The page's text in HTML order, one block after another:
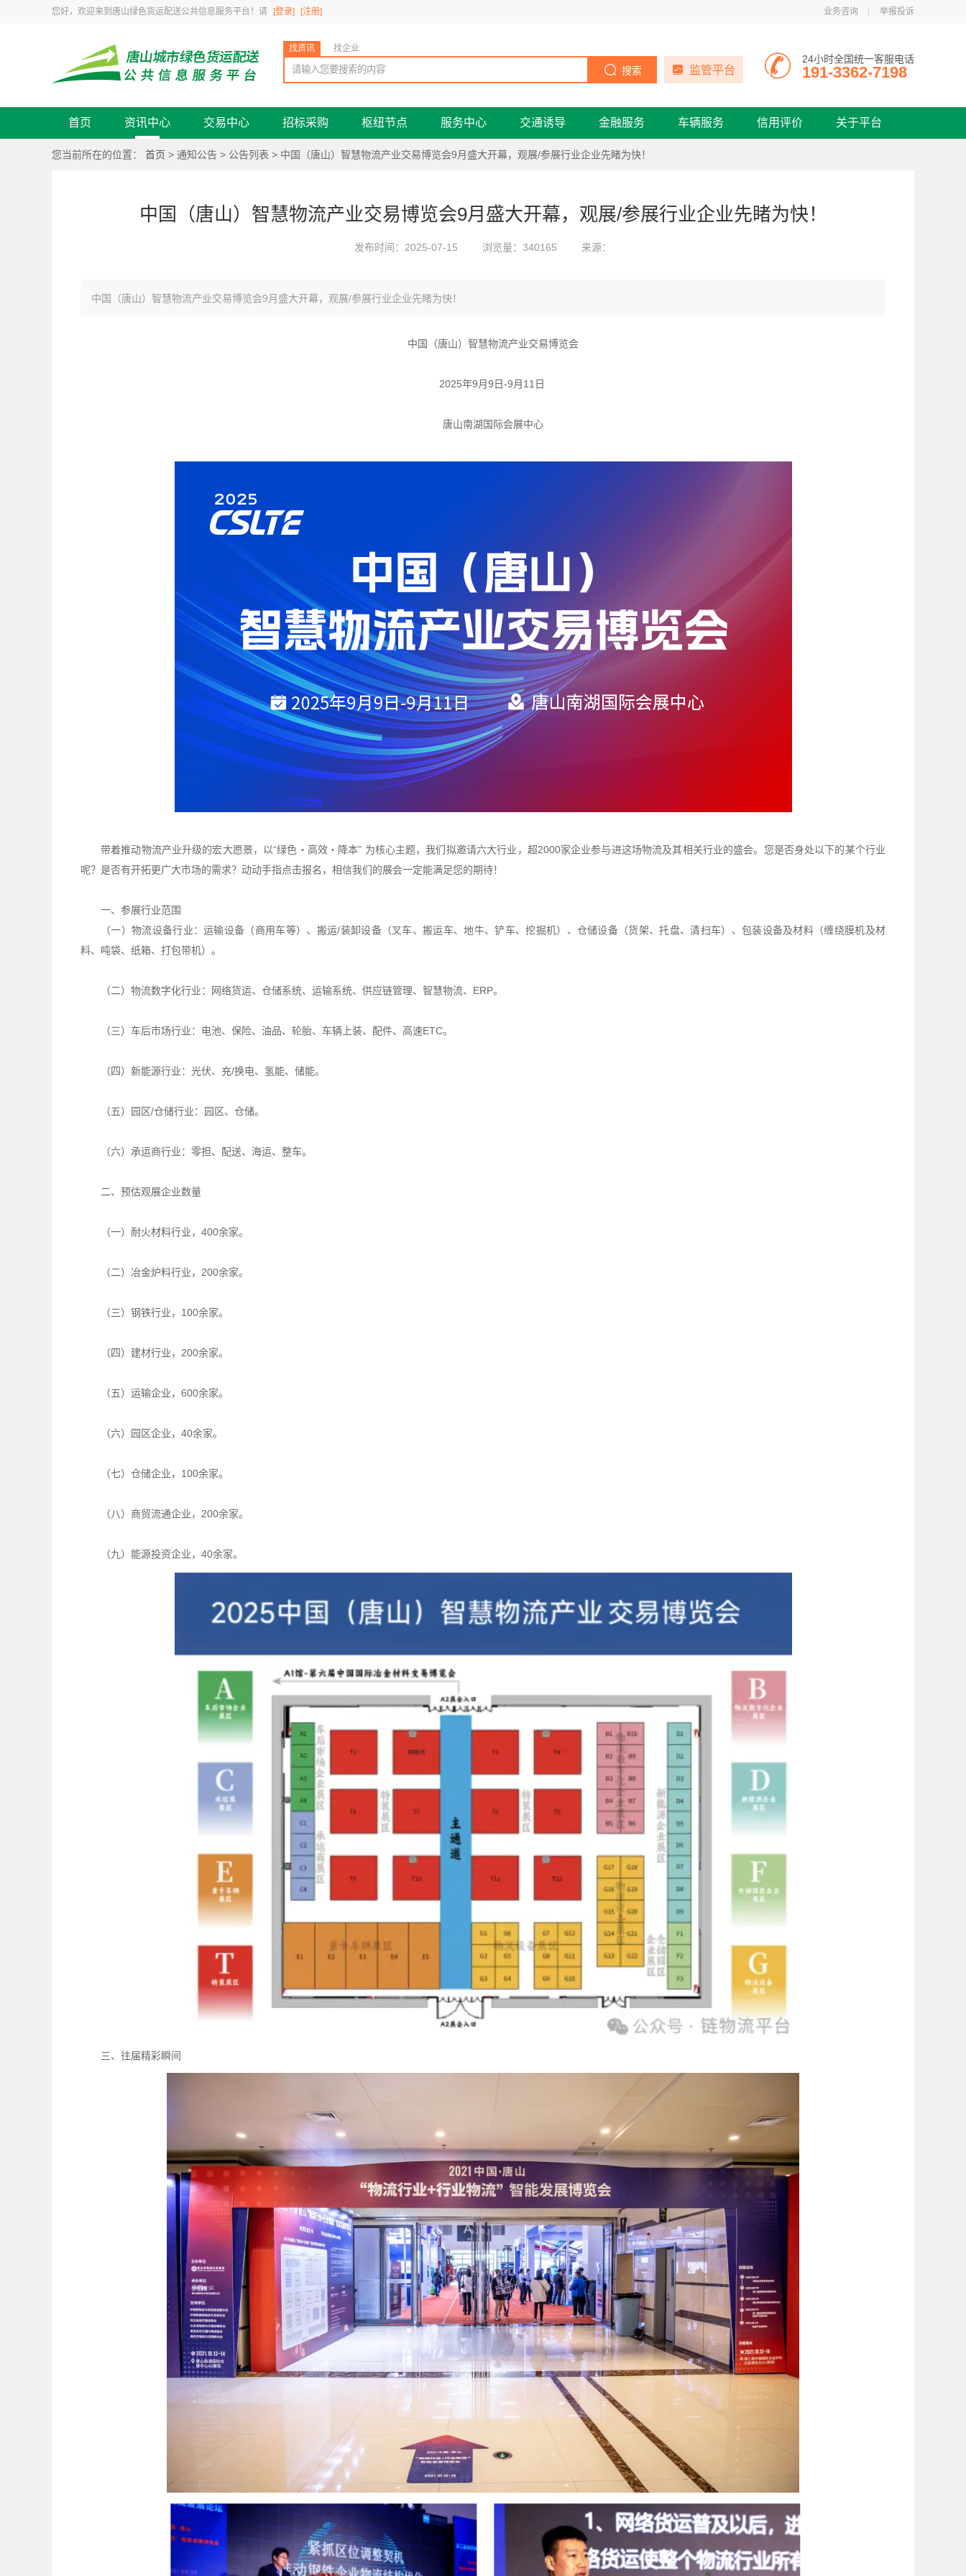
您好，欢迎来到唐山绿色货运配送公共信息服务平台！请 [登录] [注册] 业务咨询 举报投诉
找资讯 找企业
搜索 监管平台
24小时全国统一客服电话
191-3362-7198
首页 资讯中心 交易中心 招标采购 枢纽节点 服务中心 交通诱导 金融服务 车辆服务 信用评价 关于平台
您当前所在的位置： 首页 > 通知公告 > 公告列表 > 中国（唐山）智慧物流产业交易博览会9月盛大开幕，观展/参展行业企业先睹为快！
中国（唐山）智慧物流产业交易博览会9月盛大开幕，观展/参展行业企业先睹为快！
发布时间：2025-07-15 浏览量：340165 来源：
中国（唐山）智慧物流产业交易博览会9月盛大开幕，观展/参展行业企业先睹为快！
中国（唐山）智慧物流产业交易博览会
2025年9月9日-9月11日
唐山南湖国际会展中心
带着推动物流产业升级的宏大愿景，以“绿色・高效・降本” 为核心主题，我们拟邀请六大行业，超2000家企业参与进这场物流及其相关行业的盛会。您是否身处以下的某个行业
呢？是否有开拓更广大市场的需求？动动手指点击报名，相信我们的展会一定能满足您的期待！
一、参展行业范围
（一）物流设备行业：运输设备（商用车等）、搬运/装卸设备（叉车、搬运车、地牛、铲车、挖掘机）、仓储设备（货架、托盘、清扫车）、包装设备及材料（缠绕膜机及材
料、吨袋、纸箱、打包带机）。
（二）物流数字化行业：网络货运、仓储系统、运输系统、供应链管理、智慧物流、ERP。
（三）车后市场行业：电池、保险、油品、轮胎、车辆上装、配件、高速ETC。
（四）新能源行业：光伏、充/换电、氢能、储能。
（五）园区/仓储行业：园区、仓储。
（六）承运商行业：零担、配送、海运、整车。
二、预估观展企业数量
（一）耐火材料行业，400余家。
（二）冶金炉料行业，200余家。
（三）钢铁行业，100余家。
（四）建材行业，200余家。
（五）运输企业，600余家。
（六）园区企业，40余家。
（七）仓储企业，100余家。
（八）商贸流通企业，200余家。
（九）能源投资企业，40余家。
三、往届精彩瞬间